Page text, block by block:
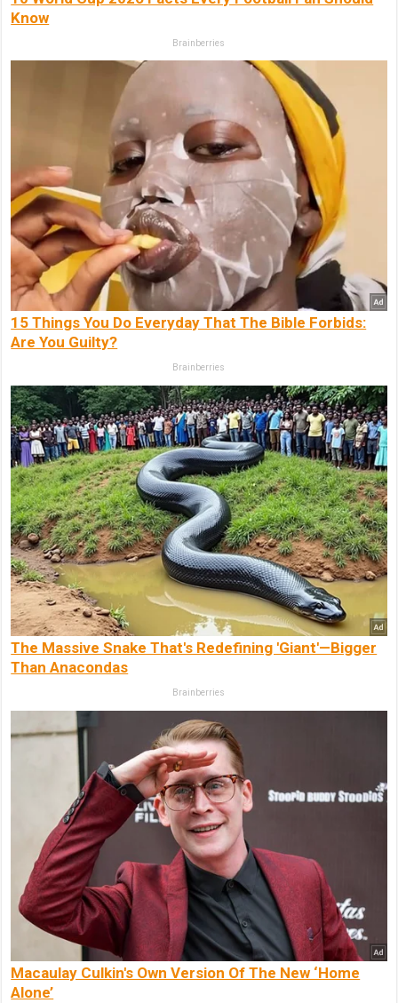
Know
Brainberries
15 Things You Do Everyday That The Bible Forbids:
Are You Guilty?
Brainberries
The Massive Snake That's Redefining 'Giant'—Bigger
Than Anacondas
Brainberries
Macaulay Culkin's Own Version Of The New ‘Home
Alone’